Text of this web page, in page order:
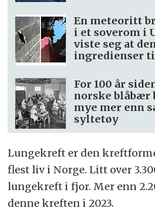
En meteoritt
i et soverom i
viste seg at
ingredienser
For 100 år
norske
mye mer enn
syltetøy
Lungekreft er den
flest liv i Norge. Litt over
lungekreft i fjor. Mer enn
denne kreften i 2023.